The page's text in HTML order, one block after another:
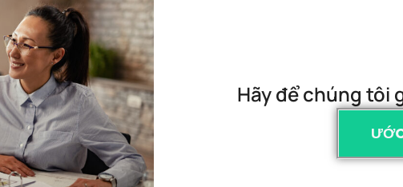
Hãy để chúng tôi